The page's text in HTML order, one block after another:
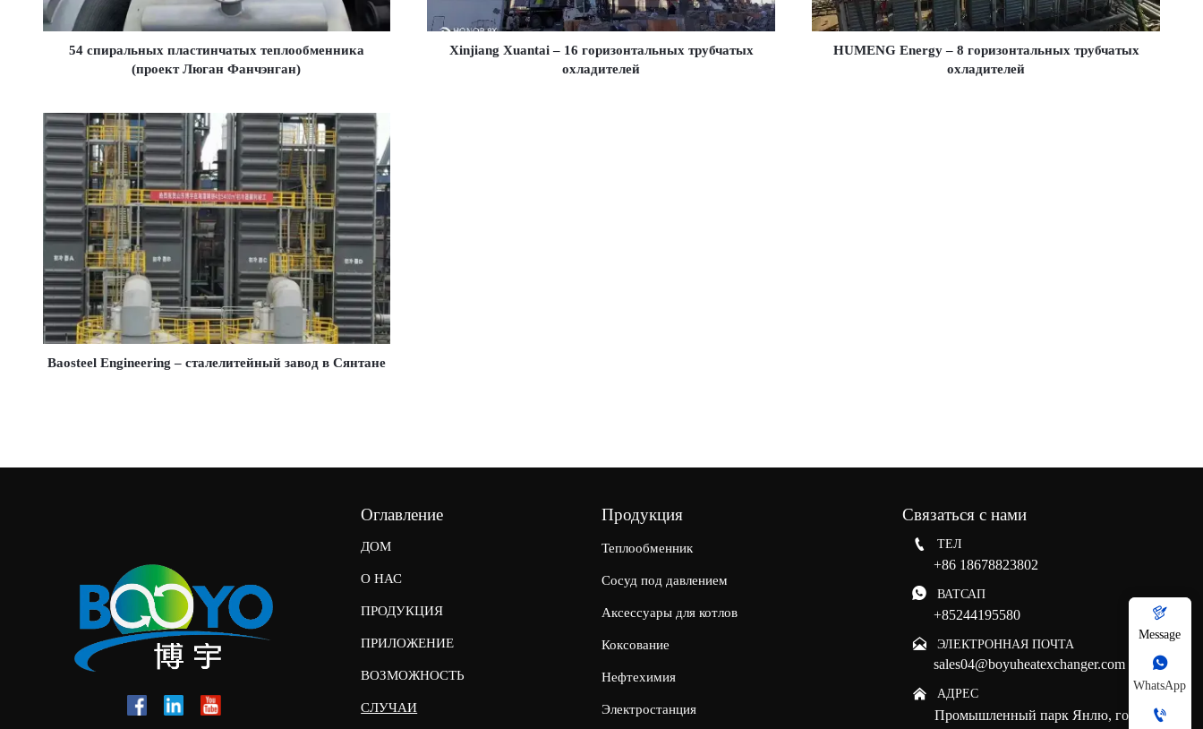
54 спиральных пластинчатых теплообменника
(проект Люган Фанчэнган)
Xinjiang Xuantai – 16 горизонтальных трубчатых
охладителей
HUMENG Energy – 8 горизонтальных трубчатых
охладителей
Baosteel Engineering – сталелитейный завод в Сянтане
Оглавление
ДОМ
О НАС
ПРОДУКЦИЯ
ПРИЛОЖЕНИЕ
ВОЗМОЖНОСТЬ
СЛУЧАИ
Продукция
Теплообменник
Сосуд под давлением
Аксессуары для котлов
Коксование
Нефтехимия
Электростанция
Связаться с нами
 ТЕЛ
+86 18678823802
 ВАТСАП
+85244195580
 ЭЛЕКТРОННАЯ ПОЧТА
sales04@boyuheatexchanger.com
 АДРЕС
Промышленный парк Янлю, город

Message

WhatsApp
